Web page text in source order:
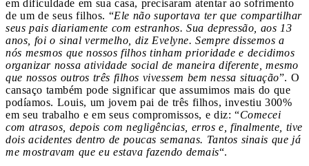
em dificuldade em sua casa, precisaram atentar ao sofrimento
de um de seus filhos. “Ele não suportava ter que compartilhar
seus pais diariamente com estranhos. Sua depressão, aos 13
anos, foi o sinal vermelho, diz Evelyne. Sempre dissemos a
nós mesmos que nossos filhos tinham prioridade e decidimos
organizar nossa atividade social de maneira diferente, mesmo
que nossos outros três filhos vivessem bem nessa situação”. O
cansaço também pode significar que assumimos mais do que
podíamos. Louis, um jovem pai de três filhos, investiu 300%
em seu trabalho e em seus compromissos, e diz: “Comecei
com atrasos, depois com negligências, erros e, finalmente, tive
dois acidentes dentro de poucas semanas. Tantos sinais que já
me mostravam que eu estava fazendo demais“.